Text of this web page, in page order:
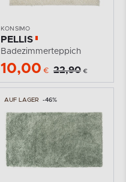
KONSIMO
PELLIS
Badezimmerteppich
10,00 € 22,90 €
AUF LAGER -46%